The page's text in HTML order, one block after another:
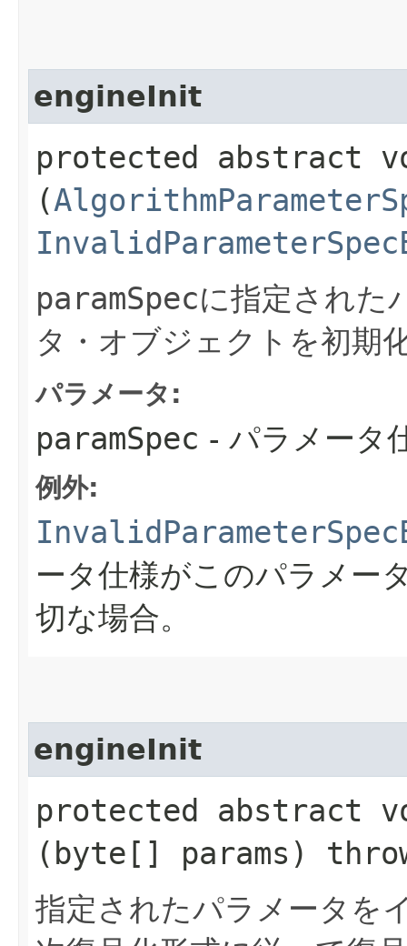
engineInit
protected abstract
(
paramSpecに指定された
タ・オブジェクトを初期
パラメータ:
paramSpec - パラメータ
例外:
ータ仕様がこのパラメー
切な場合。
engineInit
protected abstract
(byte[] params)
指定されたパラメータを